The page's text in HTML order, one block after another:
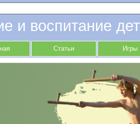
и воспитание
Статьи Игры